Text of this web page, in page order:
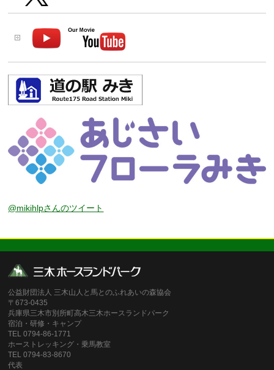
@mikihlpさんのツイート
公益財団法人 三木山人と馬とのふれあいの森協会
〒673-0435
兵庫県三木市別所町高木三木ホースランドパーク
宿泊・研修・キャンプ
TEL 0794-86-1771
ホーストレッキング・乗馬教室
TEL 0794-83-8670
代表